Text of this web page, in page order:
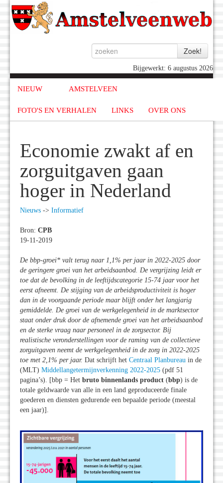
Bijgewerkt: 6 augustus 2026
NIEUW AMSTELVEEN
FOTO'S EN VERHALEN LINKS OVER ONS
Economie zwakt af en
zorguitgaven gaan
hoger in Nederland
Nieuws -> Informatief
Bron: CPB
19-11-2019
De bbp-groei* valt terug naar 1,1% per jaar in 2022-2025 door
de geringere groei van het arbeidsaanbod. De vergrijzing leidt er
toe dat de bevolking in de leeftijdscategorie 15-74 jaar voor het
eerst afneemt. De stijging van de arbeidsproductiviteit is hoger
dan in de voorgaande periode maar blijft onder het langjarig
gemiddelde. De groei van de werkgelegenheid in de marktsector
staat onder druk door de afnemende groei van het arbeidsaanbod
en de sterke vraag naar personeel in de zorgsector. Bij
realistische veronderstellingen voor de raming van de collectieve
zorguitgaven neemt de werkgelegenheid in de zorg in 2022-2025
toe met 2,1% per jaar. Dat schrijft het Centraal Planbureau in de
(MLT) Middellangetermijnverkenning 2022-2025 (pdf 51
pagina’s). [bbp = Het bruto binnenlands product (bbp) is de
totale geldwaarde van alle in een land geproduceerde finale
goederen en diensten gedurende een bepaalde periode (meestal
een jaar)].